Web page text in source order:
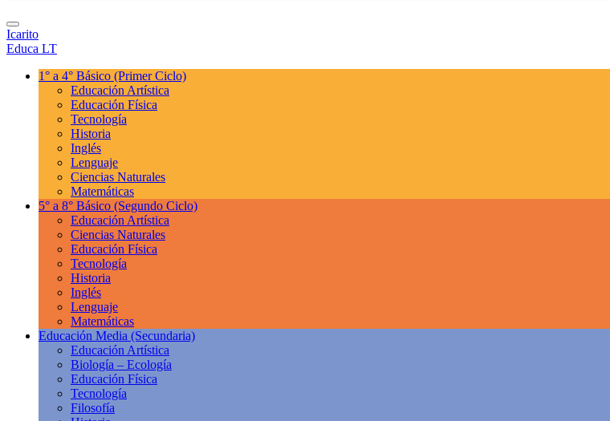
Icarito
Educa LT
1° a 4° Básico (Primer Ciclo)
Educación Artística
Educación Física
Tecnología
Historia
Inglés
Lenguaje
Ciencias Naturales
Matemáticas
5° a 8° Básico (Segundo Ciclo)
Educación Artística
Ciencias Naturales
Educación Física
Tecnología
Historia
Inglés
Lenguaje
Matemáticas
Educación Media (Secundaria)
Educación Artística
Biología – Ecología
Educación Física
Tecnología
Filosofía